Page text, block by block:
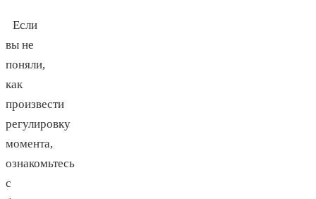
Если
вы не
поняли,
как
произвести
регулировку
момента,
ознакомьтесь
с